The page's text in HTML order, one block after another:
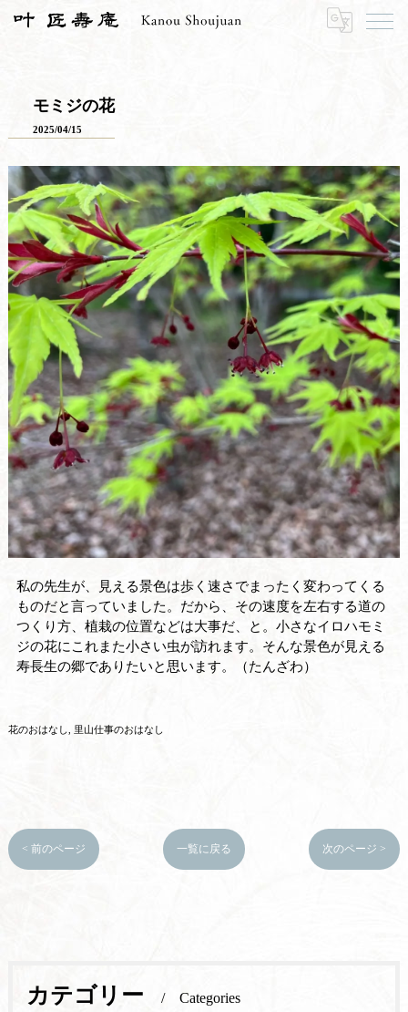
モミジの花
モミジの花
2025/04/15
私の先生が、見える景色は歩く速さでまったく変わってくる
ものだと言っていました。だから、その速度を左右する道の
つくり方、植栽の位置などは大事だ、と。小さなイロハモミ
ジの花にこれまた小さい虫が訪れます。そんな景色が見える
寿長生の郷でありたいと思います。（たんざわ）
花のおはなし 里山仕事のおはなし
< 前のページ 一覧に戻る 次のページ >
カテゴリー Categories